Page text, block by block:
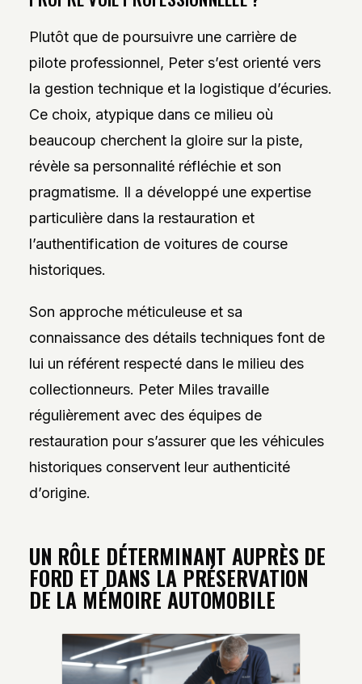
Plutôt que de poursuivre une carrière de
pilote professionnel, Peter s’est orienté vers
la gestion technique et la logistique d’écuries.
Ce choix, atypique dans ce milieu où
beaucoup cherchent la gloire sur la piste,
révèle sa personnalité réfléchie et son
pragmatisme. Il a développé une expertise
particulière dans la restauration et
l’authentification de voitures de course
historiques.
Son approche méticuleuse et sa
connaissance des détails techniques font de
lui un référent respecté dans le milieu des
collectionneurs. Peter Miles travaille
régulièrement avec des équipes de
restauration pour s’assurer que les véhicules
historiques conservent leur authenticité
d’origine.
UN RÔLE DÉTERMINANT AUPRÈS DE
FORD ET DANS LA PRÉSERVATION
DE LA MÉMOIRE AUTOMOBILE